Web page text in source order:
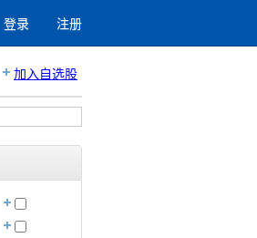
登录 注册
加入自选股